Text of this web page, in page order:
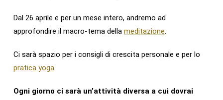
Dal 26 aprile e per un mese intero, andremo ad
approfondire il macro-tema della meditazione.
Ci sarà spazio per i consigli di crescita personale e per lo
pratica yoga.
Ogni giorno ci sarà un’attività diversa a cui dovrai